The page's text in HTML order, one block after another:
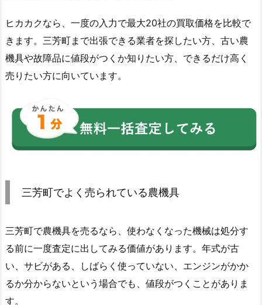
ヒカカクなら、一度の入力で最大20社の買取価格を比較で
きます。三芳町まで出張できる業者を探したい方、古い農
機具や故障品に値段がつくか知りたい方、できるだけ高く
売りたい方に向いています。
三芳町でよく売られている農機具
三芳町で農機具を売るなら、使わなくなった機械は処分す
る前に一度査定に出してみる価値があります。年式が古
い、サビがある、しばらく使っていない、エンジンがかか
るか分からないという場合でも、値段がつくことがありま
す。